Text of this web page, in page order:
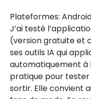
Plateformes:
J’ai testé
(version gratuite et
ses outils IA qui
automatiquement à
pratique pour
sortir. Elle convient